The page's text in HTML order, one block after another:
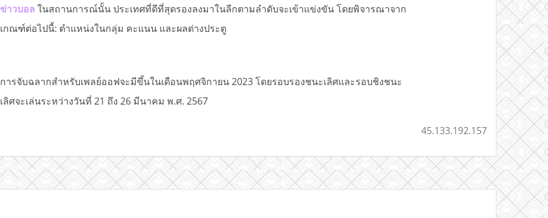
ข่าวบอล ในสถานการณ์นั้น ประเทศที่ดีที่สุดรองลงมาในลีกตามลำดับจะเข้าแข่งขัน โดยพิจารณาจาก
เกณฑ์ต่อไปนี้: ตำแหน่งในกลุ่ม คะแนน และผลต่างประตู
การจับฉลากสำหรับเพลย์ออฟจะมีขึ้นในเดือนพฤศจิกายน 2023 โดยรอบรองชนะเลิศและรอบชิงชนะ
เลิศจะเล่นระหว่างวันที่ 21 ถึง 26 มีนาคม พ.ศ. 2567
45.133.192.157